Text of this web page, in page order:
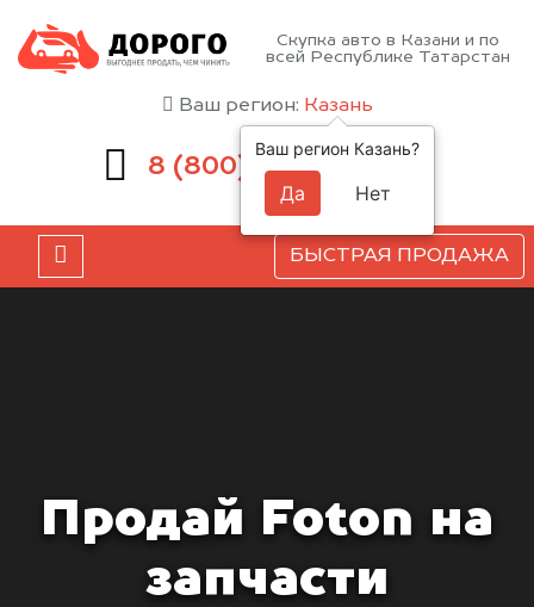
Скупка авто в Казани и по
всей Республике Татарстан
Ваш регион: Казань
8 (800) 551-81-15
БЫСТРАЯ ПРОДАЖА
Продай Foton на
запчасти
Ваш регион Казань?
Да Нет